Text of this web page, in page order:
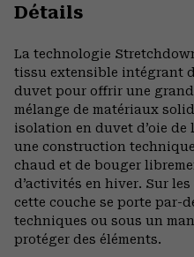
Détails
La technologie
tissu extensible intégrant
duvet pour offrir une
mélange de matériaux
isolation en duvet d’oie
une construction
chaud et de bouger
d’activités en hiver. Sur
cette couche se porte par-
techniques ou sous un
protéger des éléments.